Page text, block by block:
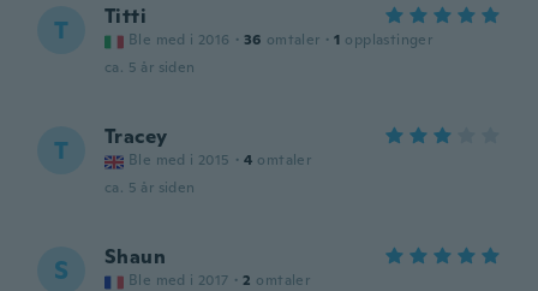
T Titti
Ble med i 2016 · 36 omtaler · 1 opplastinger
ca. 5 år siden
T Tracey
Ble med i 2015 · 4 omtaler
ca. 5 år siden
S Shaun
Ble med i 2017 · 2 omtaler